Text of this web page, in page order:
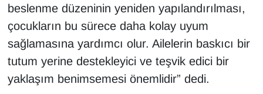
beslenme düzeninin yeniden yapılandırılması,
çocukların bu sürece daha kolay uyum
sağlamasına yardımcı olur. Ailelerin baskıcı bir
tutum yerine destekleyici ve teşvik edici bir
yaklaşım benimsemesi önemlidir” dedi.